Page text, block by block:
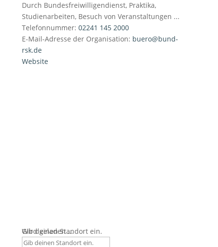
Durch Bundesfreiwilligendienst, Praktika,
Studienarbeiten, Besuch von Veranstaltungen ...
Telefonnummer: 02241 145 2000
E-Mail-Adresse der Organisation: buero@bund-
rsk.de
Website
Wird geladen …
Gib deinen Standort ein.